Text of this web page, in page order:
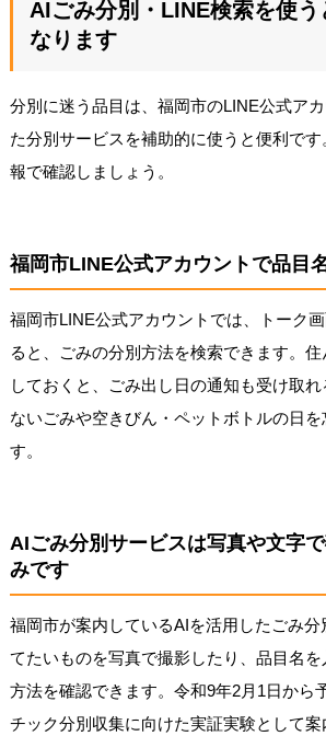
AIごみ分別・LINE検索を使う
なります
分別に迷う品目は、福岡市のLINE公式ア
た分別サービスを補助的に使うと便利で
報で確認しましょう。
福岡市LINE公式アカウントで品目
福岡市LINE公式アカウントでは、トーク
ると、ごみの分別方法を検索できます。
しておくと、ごみ出し日の通知も受け取れ
ないごみや空きびん・ペットボトルの日を
す。
AIごみ分別サービスは写真や文字
みです
福岡市が案内しているAIを活用したごみ
てたいものを写真で撮影したり、品目名を
方法を確認できます。令和9年2月1日から
チック分別収集に向けた実証実験として